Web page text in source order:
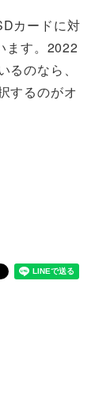
カードに対
ます。2022
のなら、
するのがオ